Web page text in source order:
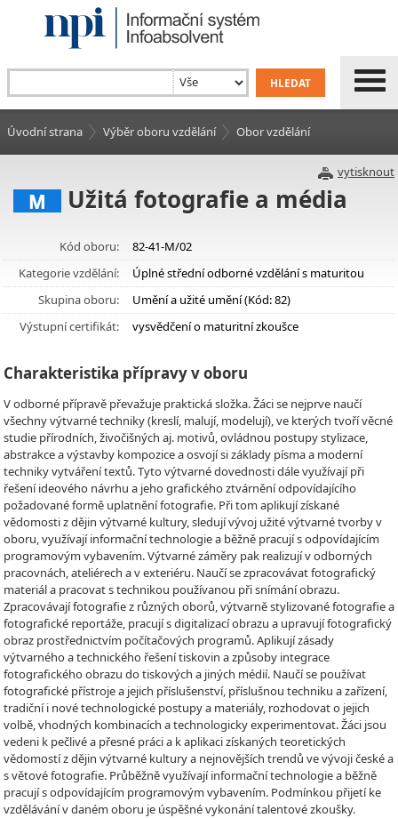
Úvodní strana Výběr oboru vzdělání Obor vzdělání
vytisknout
M Užitá fotografie a média
Kód oboru:
82-41-M/02
Kategorie vzdělání:
Úplné střední odborné vzdělání s maturitou
Skupina oboru:
Umění a užité umění (Kód: 82)
Výstupní certifikát:
vysvědčení o maturitní zkoušce
Charakteristika přípravy v oboru
V odborné přípravě převažuje praktická složka. Žáci se nejprve naučí
všechny výtvarné techniky (kreslí, malují, modelují), ve kterých tvoří věcné
studie přírodních, živočišných aj. motivů, ovládnou postupy stylizace,
abstrakce a výstavby kompozice a osvojí si základy písma a moderní
techniky vytváření textů. Tyto výtvarné dovednosti dále využívají při
řešení ideového návrhu a jeho grafického ztvárnění odpovídajícího
požadované formě uplatnění fotografie. Při tom aplikují získané
vědomosti z dějin výtvarné kultury, sledují vývoj užité výtvarné tvorby v
oboru, využívají informační technologie a běžně pracují s odpovídajícím
programovým vybavením. Výtvarné záměry pak realizují v odborných
pracovnách, ateliérech a v exteriéru. Naučí se zpracovávat fotografický
materiál a pracovat s technikou používanou při snímání obrazu.
Zpracovávají fotografie z různých oborů, výtvarně stylizované fotografie a
fotografické reportáže, pracují s digitalizací obrazu a upravují fotografický
obraz prostřednictvím počítačových programů. Aplikují zásady
výtvarného a technického řešení tiskovin a způsoby integrace
fotografického obrazu do tiskových a jiných médií. Naučí se používat
fotografické přístroje a jejich příslušenství, příslušnou techniku a zařízení,
tradiční i nové technologické postupy a materiály, rozhodovat o jejich
volbě, vhodných kombinacích a technologicky experimentovat. Žáci jsou
vedeni k pečlivé a přesné práci a k aplikaci získaných teoretických
vědomostí z dějin výtvarné kultury a nejnovějších trendů ve vývoji české a
s větové fotografie. Průběžně využívají informační technologie a běžně
pracují s odpovídajícím programovým vybavením. Podmínkou přijetí ke
vzdělávání v daném oboru je úspěšné vykonání talentové zkoušky.